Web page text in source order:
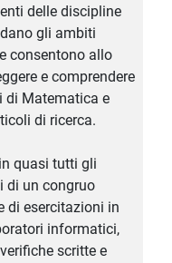
delle discipline
gli ambiti
consentono allo
e comprendere
di Matematica e
di ricerca.
quasi tutti gli
di un congruo
di esercitazioni in
informatici,
scritte e